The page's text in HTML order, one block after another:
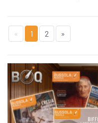
« 1 2 »